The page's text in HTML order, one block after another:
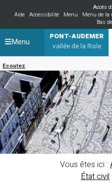
Accès
Aide
Accessibilité Menu Menu de la
Bas
PONT-AUDEMER
vallée de la Risle
Ecoutez
Menu
Vous êtes ici :
État civil